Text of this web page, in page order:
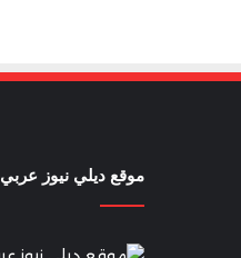
موقع ديلي نيوز عربي